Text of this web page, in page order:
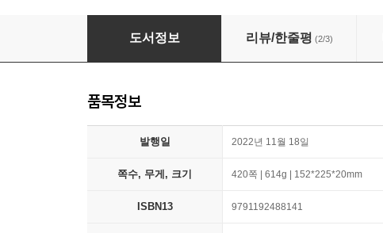
트렌드 경제용어 2023
도서정보 리뷰/한줄평 (2/3)
품목정보
발행일 2022년 11월 18일
쪽수, 무게, 크기 420쪽 | 614g | 152*225*20mm
ISBN13 9791192488141